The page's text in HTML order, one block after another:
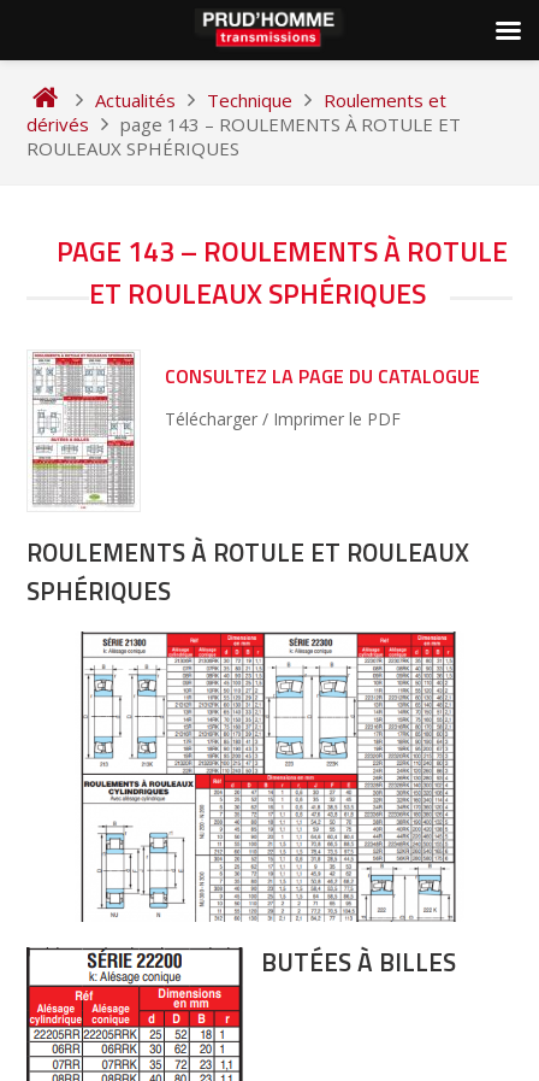
content
Actualités Technique
Roulements et
dérivés
page 143 – ROULEMENTS À ROTULE ET
ROULEAUX SPHÉRIQUES
PAGE 143 – ROULEMENTS À ROTULE
ET ROULEAUX SPHÉRIQUES
CONSULTEZ LA PAGE DU CATALOGUE
Télécharger / Imprimer le PDF
ROULEMENTS À ROTULE ET ROULEAUX
SPHÉRIQUES
BUTÉES À BILLES
NAVIGATION